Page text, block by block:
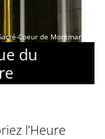
Coeur de Montmartre
du
l’Heure